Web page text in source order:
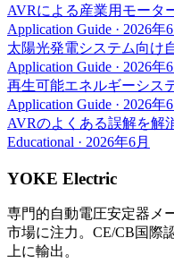
AVRによる産業用モータ
Application Guide · 2026年6
太陽光発電システム向け
Application Guide · 2026年6
再生可能エネルギーシス
Application Guide · 2026年6
AVRのよくある誤解を解
Educational · 2026年6月
YOKE Electric
専門的自動電圧安定器メ
市場に注力。CE/CB国際
上に輸出。